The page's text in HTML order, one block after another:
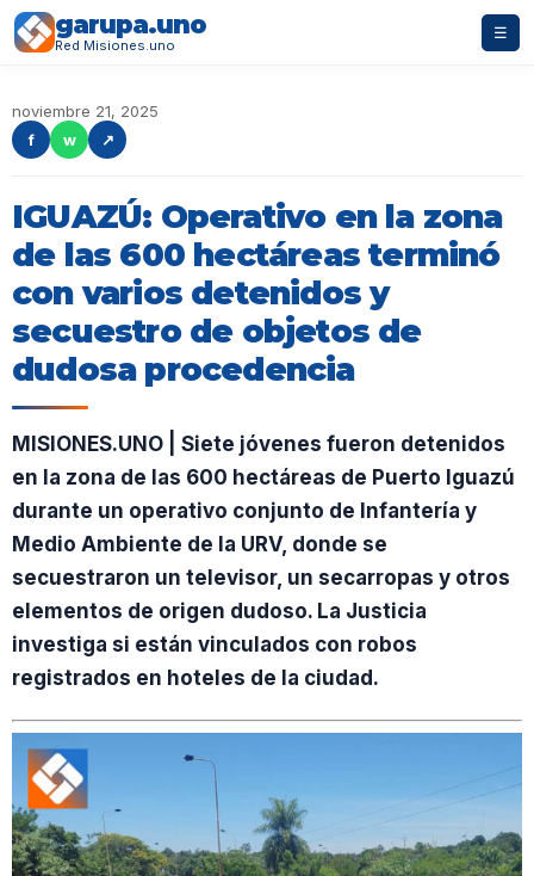
garupa.uno
Red Misiones.uno
☰
noviembre 21, 2025
f
w ↗
IGUAZÚ: Operativo en la zona
de las 600 hectáreas terminó
con varios detenidos y
secuestro de objetos de
dudosa procedencia
MISIONES.UNO | Siete jóvenes fueron detenidos
en la zona de las 600 hectáreas de Puerto Iguazú
durante un operativo conjunto de Infantería y
Medio Ambiente de la URV, donde se
secuestraron un televisor, un secarropas y otros
elementos de origen dudoso. La Justicia
investiga si están vinculados con robos
registrados en hoteles de la ciudad.